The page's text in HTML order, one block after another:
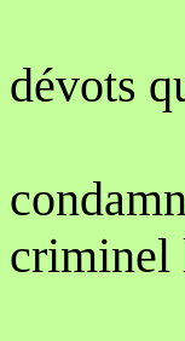
dévots
criminel